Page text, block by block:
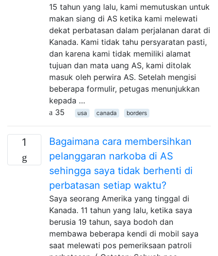
15 tahun yang lalu, kami memutuskan untuk
makan siang di AS ketika kami melewati
dekat perbatasan dalam perjalanan darat di
Kanada. Kami tidak tahu persyaratan pasti,
dan karena kami tidak memiliki alamat
tujuan dan mata uang AS, kami ditolak
masuk oleh perwira AS. Setelah mengisi
beberapa formulir, petugas menunjukkan
kepada …
35
usa canada borders
1
Bagaimana cara membersihkan
pelanggaran narkoba di AS
sehingga saya tidak berhenti di
perbatasan setiap waktu?
Saya seorang Amerika yang tinggal di
Kanada. 11 tahun yang lalu, ketika saya
berusia 19 tahun, saya bodoh dan
membawa beberapa kendi di mobil saya
saat melewati pos pemeriksaan patroli